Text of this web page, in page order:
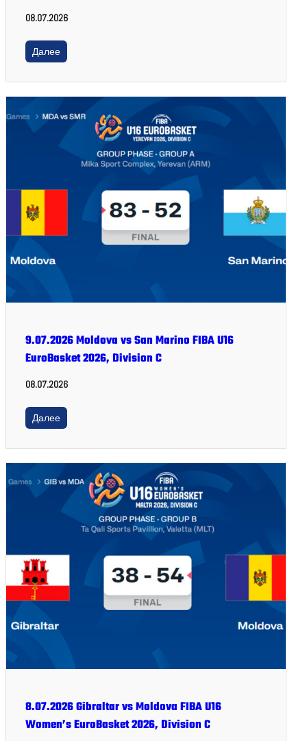
08.07.2026
Далее
9.07.2026 Moldova vs San Marino FIBA U16
EuroBasket 2026, Division C
08.07.2026
Далее
8.07.2026 Gibraltar vs Moldova FIBA U16
Women’s EuroBasket 2026, Division C